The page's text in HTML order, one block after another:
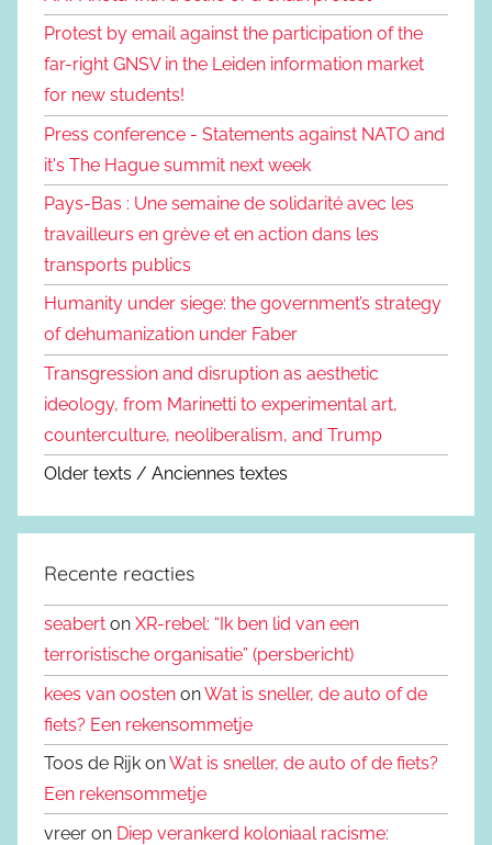
Protest by email against the participation of the
far-right GNSV in the Leiden information market
for new students!
Press conference - Statements against NATO and
it's The Hague summit next week
Pays-Bas : Une semaine de solidarité avec les
travailleurs en grève et en action dans les
transports publics
Humanity under siege: the government’s strategy
of dehumanization under Faber
Transgression and disruption as aesthetic
ideology, from Marinetti to experimental art,
counterculture, neoliberalism, and Trump
Older texts / Anciennes textes
Recente reacties
seabert on XR-rebel: “Ik ben lid van een
terroristische organisatie” (persbericht)
kees van oosten onWat is sneller, de auto of de
fiets? Een rekensommetje
Toos de Rijk onWat is sneller, de auto of de fiets?
Een rekensommetje
vreer on Diep verankerd koloniaal racisme: